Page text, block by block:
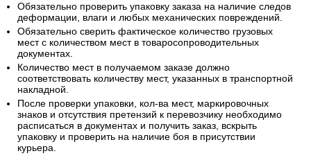
Обязательно проверить упаковку заказа на наличие следов
деформации, влаги и любых механических повреждений.
Обязательно сверить фактическое количество грузовых
мест с количеством мест в товаросопроводительных
документах.
Количество мест в получаемом заказе должно
соответствовать количеству мест, указанных в транспортной
накладной.
После проверки упаковки, кол-ва мест, маркировочных
знаков и отсутствия претензий к перевозчику необходимо
расписаться в документах и получить заказ, вскрыть
упаковку и проверить на наличие боя в присутствии
курьера.